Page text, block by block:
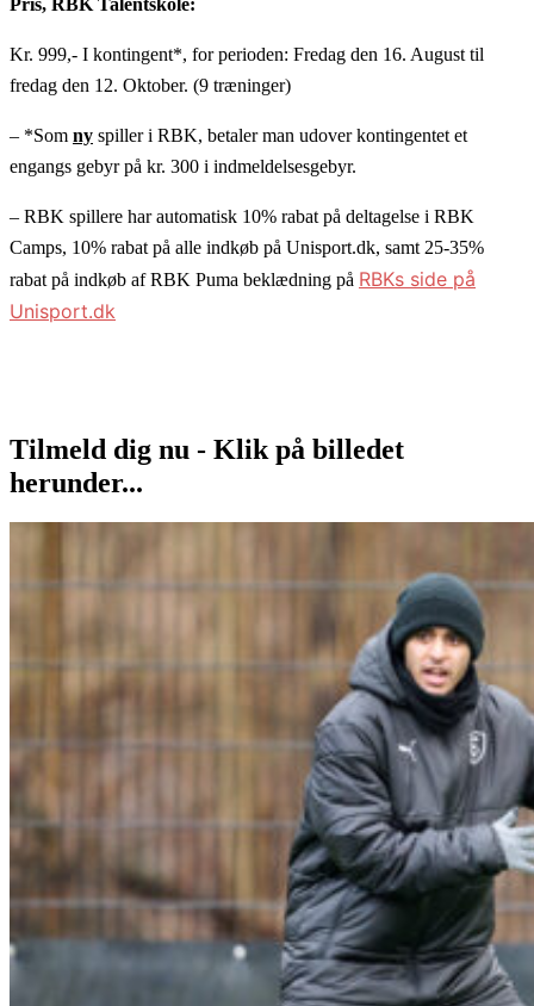
Kr. 999,- I kontingent*, for perioden: Fredag den 16. August til
fredag den 12. Oktober. (9 træninger)
– *Som ny spiller i RBK, betaler man udover kontingentet et
engangs gebyr på kr. 300 i indmeldelsesgebyr.
– RBK spillere har automatisk 10% rabat på deltagelse i RBK
Camps, 10% rabat på alle indkøb på Unisport.dk, samt 25-35%
rabat på indkøb af RBK Puma beklædning på RBKs side på
Unisport.dk
Tilmeld dig nu - Klik på billedet
herunder...